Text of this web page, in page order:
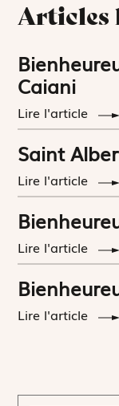
Articles
Caiani
Lire l'article
Saint
Lire l'article
Lire l'article
Lire l'article